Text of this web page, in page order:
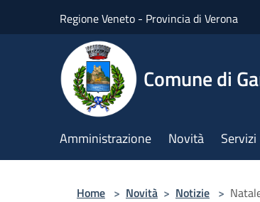
Regione Veneto - Provincia di Verona
Comune di
Amministrazione Novità Servizi
Home > Novità > Notizie >